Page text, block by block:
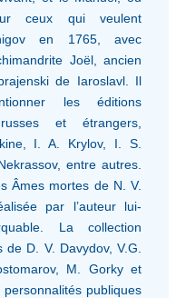
ceux qui veulent
en 1765, avec
Joël, ancien
de Iaroslavl. Il
les éditions
et étrangers,
I. A. Krylov, I. S.
entre autres.
Âmes mortes de N. V.
par l’auteur lui-
La collection
D. V. Davydov, V.G.
M. Gorky et
personnalités publiques